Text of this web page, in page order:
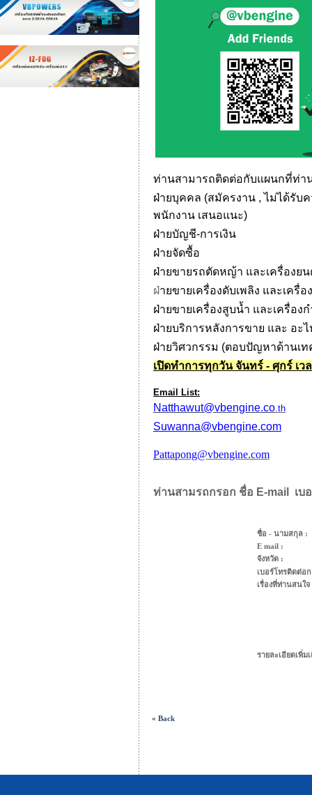
ท่านสามารถติดต่อกับแผนกที่ท่าน
ฝ่ายบุคคล (สมัครงาน , ไม่ได้รับ
พนักงาน เสนอแนะ)
ฝ่ายบัญชี-การเงิน
ฝ่ายจัดซื้อ
ฝ่ายขายรถตัดหญ้า และเครื่องย
ฝ่ายขายเครื่องดับเพลิง และเครื่
ฝ่ายขายเครื่องสูบน้ำ และเครื่อง
ฝ่ายบริการหลังการขาย และ อะ
ฝ่ายวิศวกรรม (ตอบปัญหาด้านเ
เปิดทำการทุกวัน จันทร์ - ศุกร์ เว
Email List:
Natthawut@vbengine.co.th
Suwanna@vbengine.com
Pattapong@vbengine.com
ท่านสามรถกรอก ชื่อ E-mail เบ
ชื่อ - นามสกุล :
E mail :
จังหวัด :
เบอร์โทรติดต่อ
เรื่องที่ท่านสนใจ
รายละเอียดเพิ่ม
« Back